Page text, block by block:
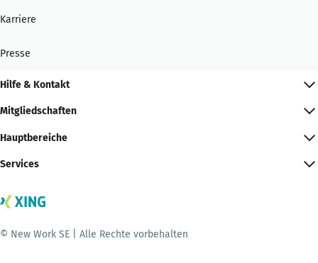
Karriere
Presse
Hilfe & Kontakt
Mitgliedschaften
Hauptbereiche
Services
© New Work SE | Alle Rechte vorbehalten